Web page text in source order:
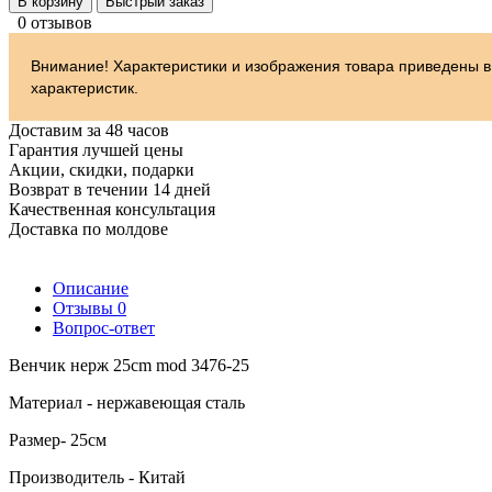
0 отзывов
Внимание! Характеристики и изображения товара приведены
характеристик.
Доставим за 48 часов
Гарантия лучшей цены
Акции, скидки, подарки
Возврат в течении 14 дней
Качественная консультация
Доставка по молдове
Описание
Отзывы 0
Вопрос-ответ
Венчик нерж 25cm mod 3476-25
Материал - нержавеющая сталь
Размер- 25см
Производитель - Китай